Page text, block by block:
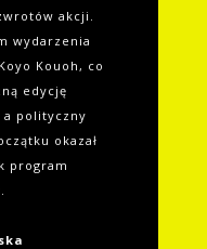
akcji.
wydarzenia
Kouoh, co
edycję
a polityczny
okazał
program